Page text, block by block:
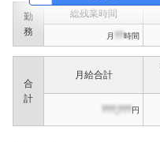
勤
務
総残業時間
月 ??時間
合
計
月給合計
???,???円